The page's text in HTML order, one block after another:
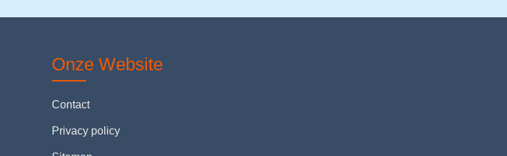
Onze Website
Contact
Privacy policy